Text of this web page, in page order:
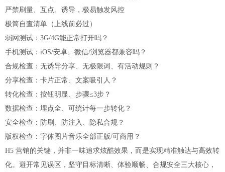
严禁刷量、互点、诱导，极易触发风控
极简自查清单（上线前必过）
弱网测试：3G/4G能正常打开吗？
手机测试：iOS/安卓、微信/浏览器都兼容吗？
合规检查：无诱导分享、无极限词、有活动规则？
分享检查：卡片正常、文案吸引人？
转化检查：按钮明显、步骤≤3步？
数据检查：埋点全、可统计每一步转化？
安全检查：防刷、防注入、隐私合规？
版权检查：字体图片音乐全部正版/可商用？
H5 营销的关键，并非一味追求炫酷效果，而是实现精准触达与高效转
化。避开常见误区，坚守目标清晰、体验顺畅、合规安全三大核心，